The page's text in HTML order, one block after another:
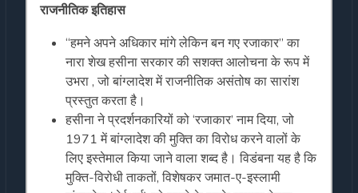
राजनीतिक इतिहास
“हमने अपने अधिकार मांगे लेकिन बन गए रजाकार” का
नारा शेख हसीना सरकार की सशक्त आलोचना के रूप में
उभरा , जो बांग्लादेश में राजनीतिक असंतोष का सारांश
प्रस्तुत करता है।
हसीना ने प्रदर्शनकारियों को ‘रजाकार’ नाम दिया, जो
1971 में बांग्लादेश की मुक्ति का विरोध करने वालों के
लिए इस्तेमाल किया जाने वाला शब्द है। विडंबना यह है कि
मुक्ति-विरोधी ताकतों, विशेषकर जमात-ए-इस्लामी